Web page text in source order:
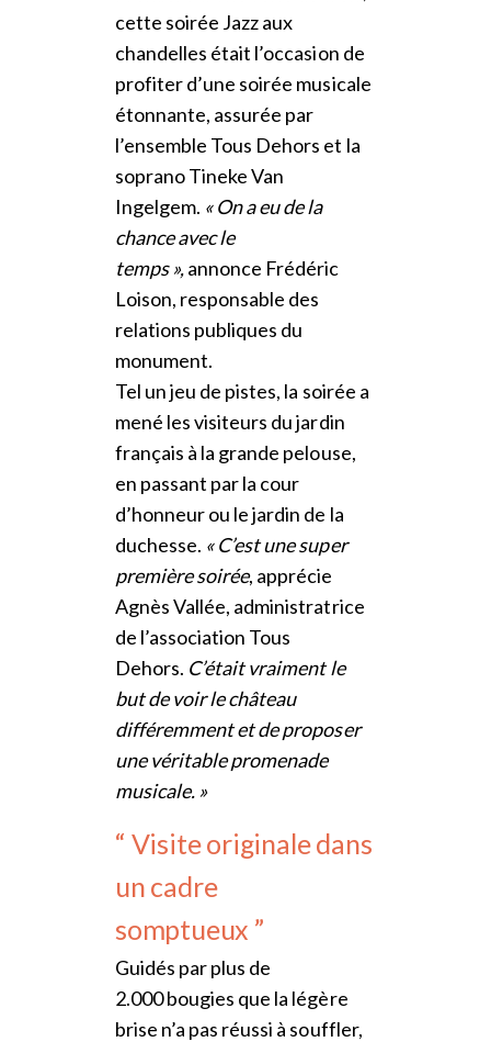
cette soirée Jazz aux
chandelles était l’occasion de
profiter d’une soirée musicale
étonnante, assurée par
l’ensemble Tous Dehors et la
soprano Tineke Van
Ingelgem. « On a eu de la
chance avec le
temps »,annonce Frédéric
Loison, responsable des
relations publiques du
monument.
Tel un jeu de pistes, la soirée a
mené les visiteurs du jardin
français à la grande pelouse,
en passant par la cour
d’honneur ou le jardin de la
duchesse. « C’est une super
première soirée, apprécie
Agnès Vallée, administratrice
de l’association Tous
Dehors. C’était vraiment le
but de voir le château
différemment et de proposer
une véritable promenade
musicale. »
“ Visite originale dans
un cadre
somptueux ”
Guidés par plus de
2.000 bougies que la légère
brise n’a pas réussi à souffler,